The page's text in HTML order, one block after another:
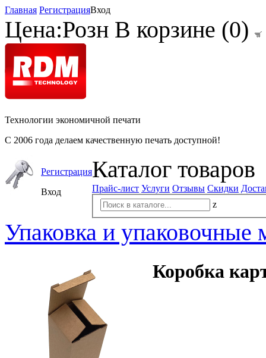
Главная РегистрацияВход
Цена:Розн В корзине (0)
Технологии экономичной печати
С 2006 года делаем качественную печать доступной!
Регистрация
Вход
Каталог товаров
Прайс-лист Услуги Отзывы Скидки
z
Упаковка и упаковочные
Коробка